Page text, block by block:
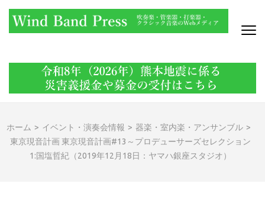
(Enter
ホーム > イベント・演奏会情報 > 器楽・室内楽・アンサンブル >
東京現音計画 東京現音計画#13～プロデューサーズセレクション
1:国塩哲紀（2019年12月18日：ヤマハ銀座スタジオ）